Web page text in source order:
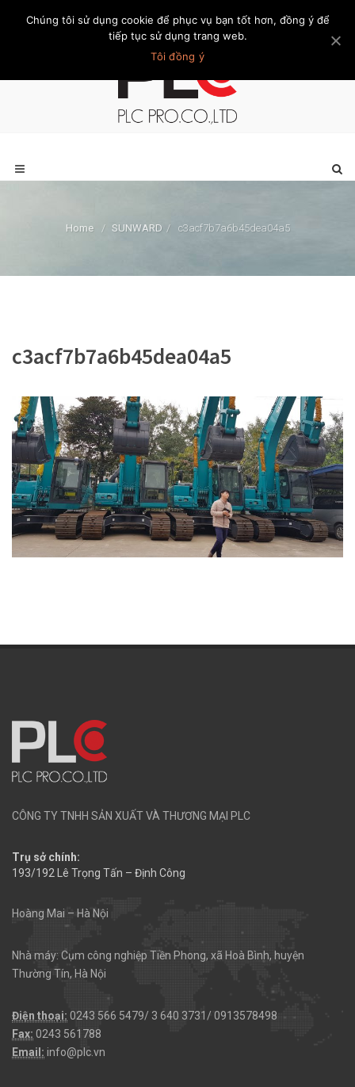
Trang chủ Giới thiệu Khách hàng Liên hệ Thành viên
Home / SUNWARD / c3acf7b7a6b45dea04a5
c3acf7b7a6b45dea04a5
CÔNG TY TNHH SẢN XUẤT VÀ THƯƠNG MẠI PLC
Trụ sở chính:
193/192 Lê Trọng Tấn – Định Công
Hoàng Mai – Hà Nội
Nhà máy: Cụm công nghiệp Tiền Phong, xã Hoà Bình, huyện
Thường Tín, Hà Nội
Điện thoại: 0243 566 5479/ 3 640 3731/ 0913578498
Fax: 0243 561788
Email: info@plc.vn
Chúng tôi sử dụng cookie để phục vụ bạn tốt hơn, đồng ý để
tiếp tục sử dụng trang web.
Tôi đồng ý